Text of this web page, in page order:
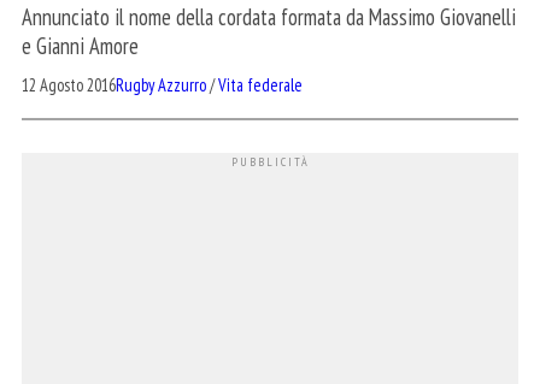
Annunciato il nome della cordata formata da Massimo Giovanelli
e Gianni Amore
12 Agosto 2016Rugby Azzurro/Vita federale